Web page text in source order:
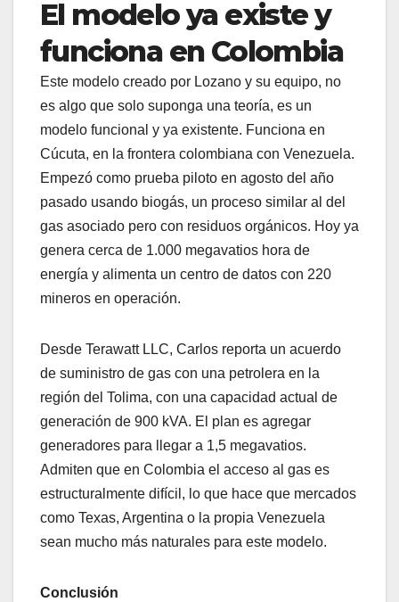
El modelo ya existe y
funciona en Colombia
Este modelo creado por Lozano y su equipo, no
es algo que solo suponga una teoría, es un
modelo funcional y ya existente. Funciona en
Cúcuta, en la frontera colombiana con Venezuela.
Empezó como prueba piloto en agosto del año
pasado usando biogás, un proceso similar al del
gas asociado pero con residuos orgánicos. Hoy ya
genera cerca de 1.000 megavatios hora de
energía y alimenta un centro de datos con 220
mineros en operación.
Desde Terawatt LLC, Carlos reporta un acuerdo
de suministro de gas con una petrolera en la
región del Tolima, con una capacidad actual de
generación de 900 kVA. El plan es agregar
generadores para llegar a 1,5 megavatios.
Admiten que en Colombia el acceso al gas es
estructuralmente difícil, lo que hace que mercados
como Texas, Argentina o la propia Venezuela
sean mucho más naturales para este modelo.
Conclusión